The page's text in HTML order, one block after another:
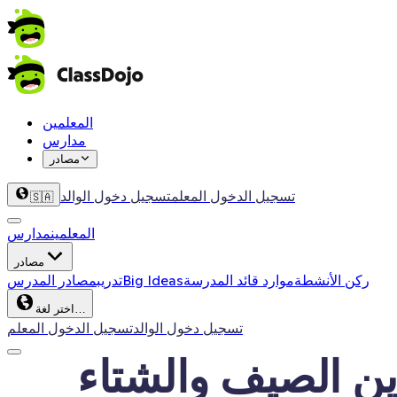
المعلمين
مدارس
مصادر
🇸🇦 تسجيل الدخول المعلمتسجيل دخول الوالد
المعلمينمدارس
مصادر
تدريبمصادر المدرس Big Ideas ركن الأنشطةموارد قائد المدرسة
اختر لغة…
تسجيل الدخول المعلمتسجيل دخول الوالد
الصيف والشتاء